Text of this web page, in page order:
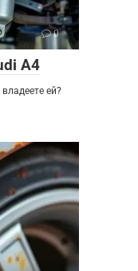
0
A4
ей?